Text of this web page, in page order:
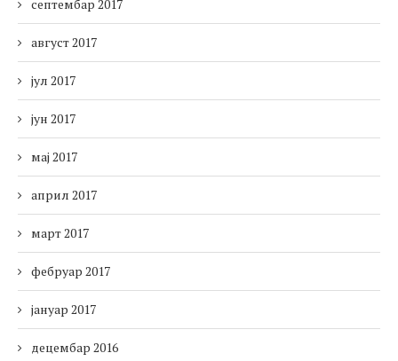
септембар 2017
август 2017
јул 2017
јун 2017
мај 2017
април 2017
март 2017
фебруар 2017
јануар 2017
децембар 2016